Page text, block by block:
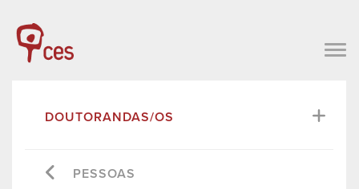
DOUTORANDAS/OS
PESSOAS